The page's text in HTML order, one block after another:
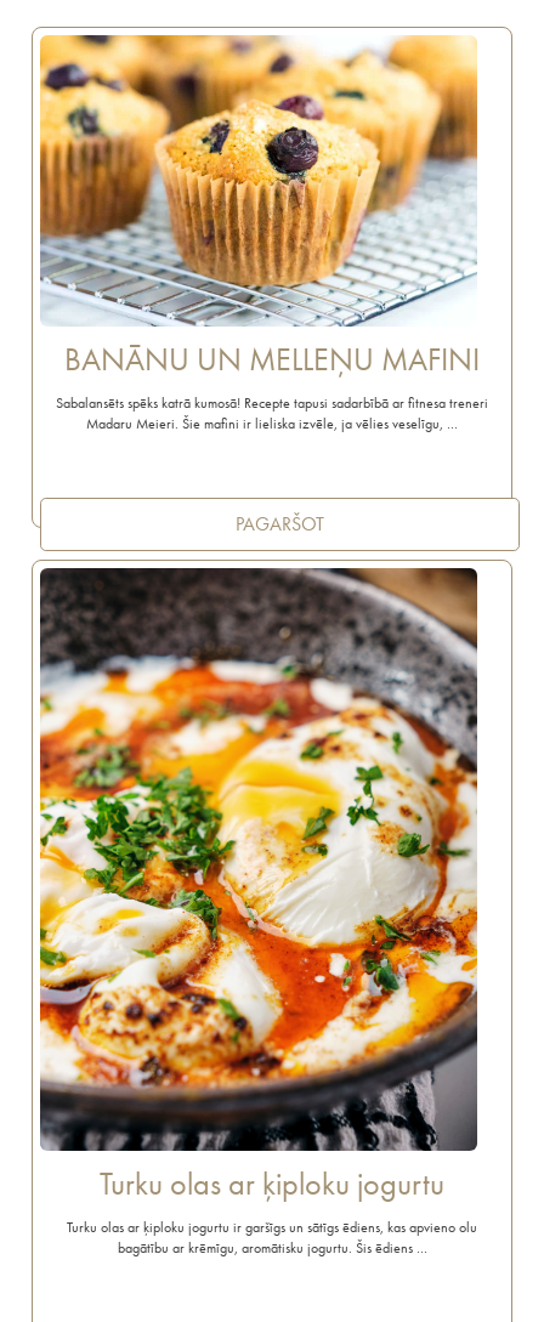
BANĀNU UN MELLEŅU MAFINI
Sabalansēts spēks katrā kumosā! Recepte tapusi sadarbībā ar fitnesa treneri
Madaru Meieri. Šie mafini ir lieliska izvēle, ja vēlies veselīgu, …
PAGARŠOT
Turku olas ar ķiploku jogurtu
Turku olas ar ķiploku jogurtu ir garšīgs un sātīgs ēdiens, kas apvieno olu
bagātību ar krēmīgu, aromātisku jogurtu. Šis ēdiens …